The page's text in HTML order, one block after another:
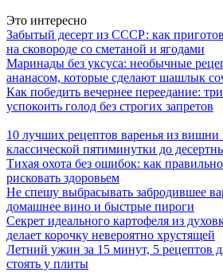
Это интересно
Забытый десерт из СССР: как
на сковороде со сметаной и ягодами
Маринады без уксуса: необычные
ананасом, которые сделают шашлык
Как победить вечернее переедание:
успокоить голод без строгих запретов
10 лучших рецептов варенья из вишни
классической пятиминутки до
Тихая охота без ошибок: как
рисковать здоровьем
Не спешу выбрасывать забродившее
домашнее вино и быстрые пироги
Секрет идеального картофеля из
делает корочку невероятно хрустящей
Летний ужин за 15 минут, 5 рецептов
стоять у плиты